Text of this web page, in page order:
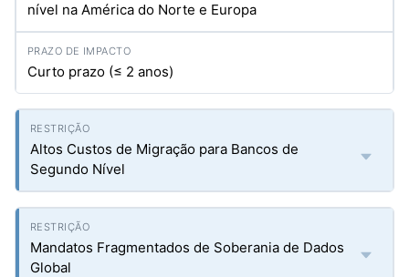
nível na América do Norte e Europa
Curto prazo (≤ 2 anos)
Altos Custos de Migração para Bancos de
Segundo Nível
Mandatos Fragmentados de Soberania de Dados
Global